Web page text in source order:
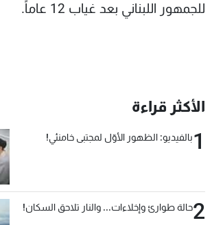
للجمهور اللبناني بعد غياب 12 عاماً.
الأكثر قراءة
1بالفيديو: الظهور الأوّل لمجتبى خامنئي!
2حالة طوارئ وإخلاءات... والنار تلاحق السكان!